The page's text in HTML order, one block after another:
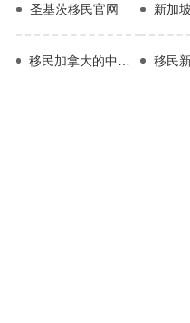
圣基茨移民官网 新加
移民